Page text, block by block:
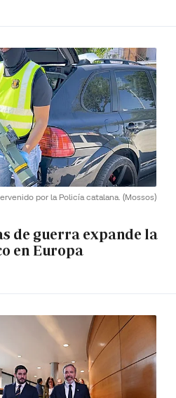
por la Policía catalana. (Mossos)
de guerra expande la
en Europa